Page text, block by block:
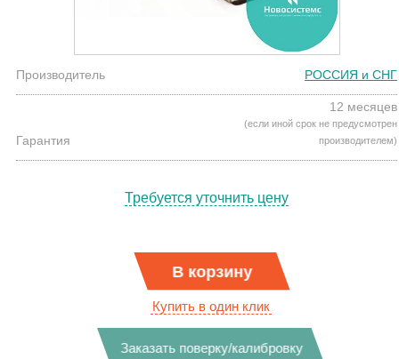
Производитель РОССИЯ и СНГ
Гарантия
12 месяцев
(если иной срок не предусмотрен
производителем)
Требуется уточнить цену
В корзину
Купить в один клик
Заказать поверку/калибровку